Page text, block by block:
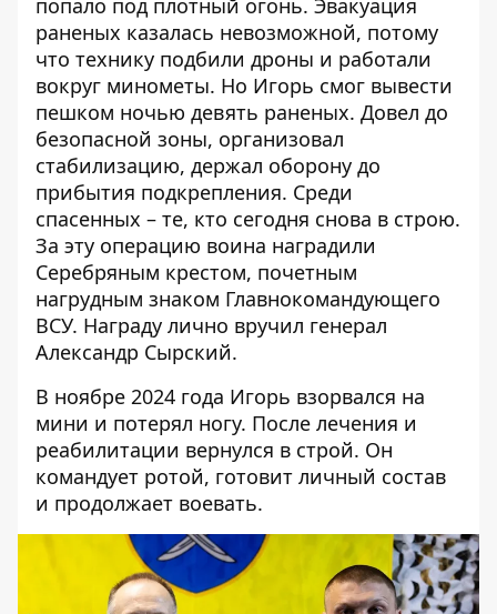
раненых казалась невозможной, потому
что технику подбили дроны и работали
вокруг минометы. Но Игорь смог вывести
пешком ночью девять раненых. Довел до
безопасной зоны, организовал
стабилизацию, держал оборону до
прибытия подкрепления. Среди
спасенных – те, кто сегодня снова в строю.
За эту операцию воина наградили
Серебряным крестом, почетным
нагрудным знаком Главнокомандующего
ВСУ. Награду лично вручил генерал
Александр Сырский.
В ноябре 2024 года Игорь взорвался на
мини и потерял ногу. После лечения и
реабилитации вернулся в строй. Он
командует ротой, готовит личный состав
и продолжает воевать.